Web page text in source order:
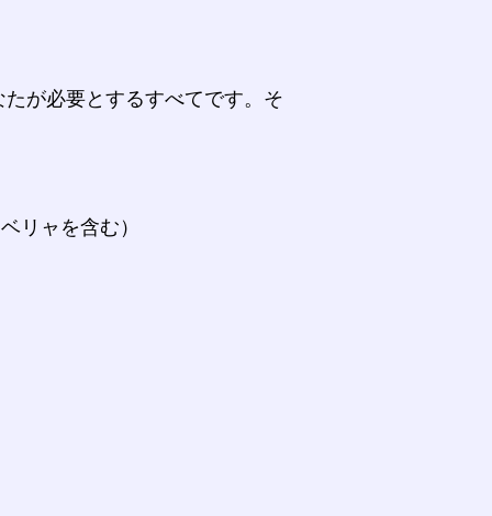
が必要とするすべてです。そ
リャを含む）